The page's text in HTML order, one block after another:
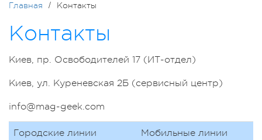
Главная Контакты
Контакты
Киев, пр. Освободителей 17 (ИТ-отдел)
Киев, ул. Куреневская 2Б (сервисный центр)
info@mag-geek.com
Городские линии Мобильные линии